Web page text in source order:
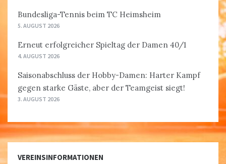
Bundesliga-Tennis beim TC Heimsheim
5. AUGUST 2026
Erneut erfolgreicher Spieltag der Damen 40/1
4. AUGUST 2026
Saisonabschluss der Hobby-Damen: Harter Kampf
gegen starke Gäste, aber der Teamgeist siegt!
3. AUGUST 2026
VEREINSINFORMATIONEN